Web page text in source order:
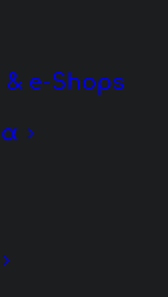
& e-Shops